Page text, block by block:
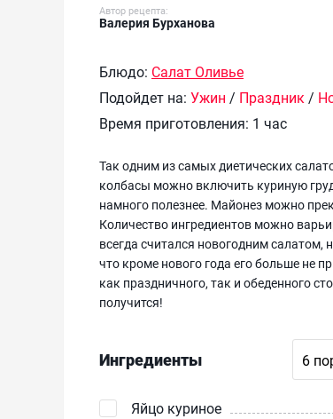
Автор рецепта:
Валерия Бурханова
Блюдо: Салат Оливье
Подойдет на: Ужин / Праздник/
Время приготовления: 1 час
Так одним из самых диетических
колбасы можно включить куриную
намного полезнее. Майонез можно
Количество ингредиентов можно
всегда считался новогодним салатом,
что кроме нового года его больше не
как праздничного, так и обеденного
получится!
Ингредиенты
Яйцо куриное